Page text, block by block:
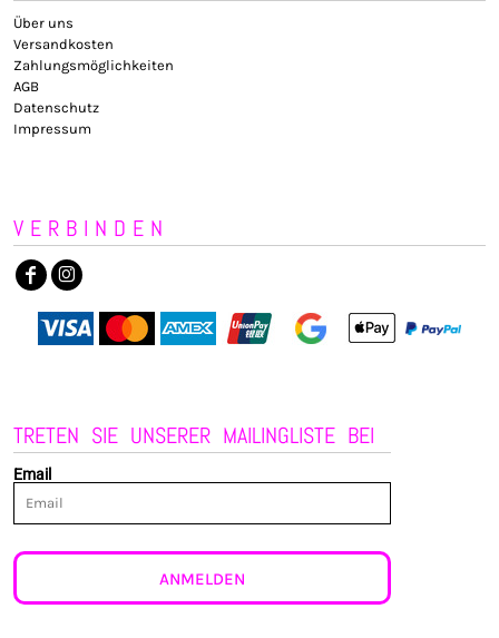
Über uns
Versandkosten
Zahlungsmöglichkeiten
AGB
Datenschutz
Impressum
VERBINDEN
TRETEN SIE UNSERER MAILINGLISTE BEI
Email
ANMELDEN